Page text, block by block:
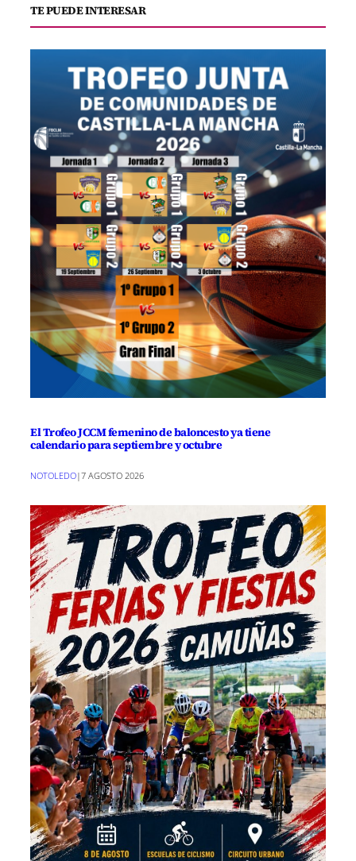
TE PUEDE INTERESAR
El Trofeo JCCM femenino de baloncesto ya tiene
calendario para septiembre y octubre
NOTOLEDO|7 AGOSTO 2026